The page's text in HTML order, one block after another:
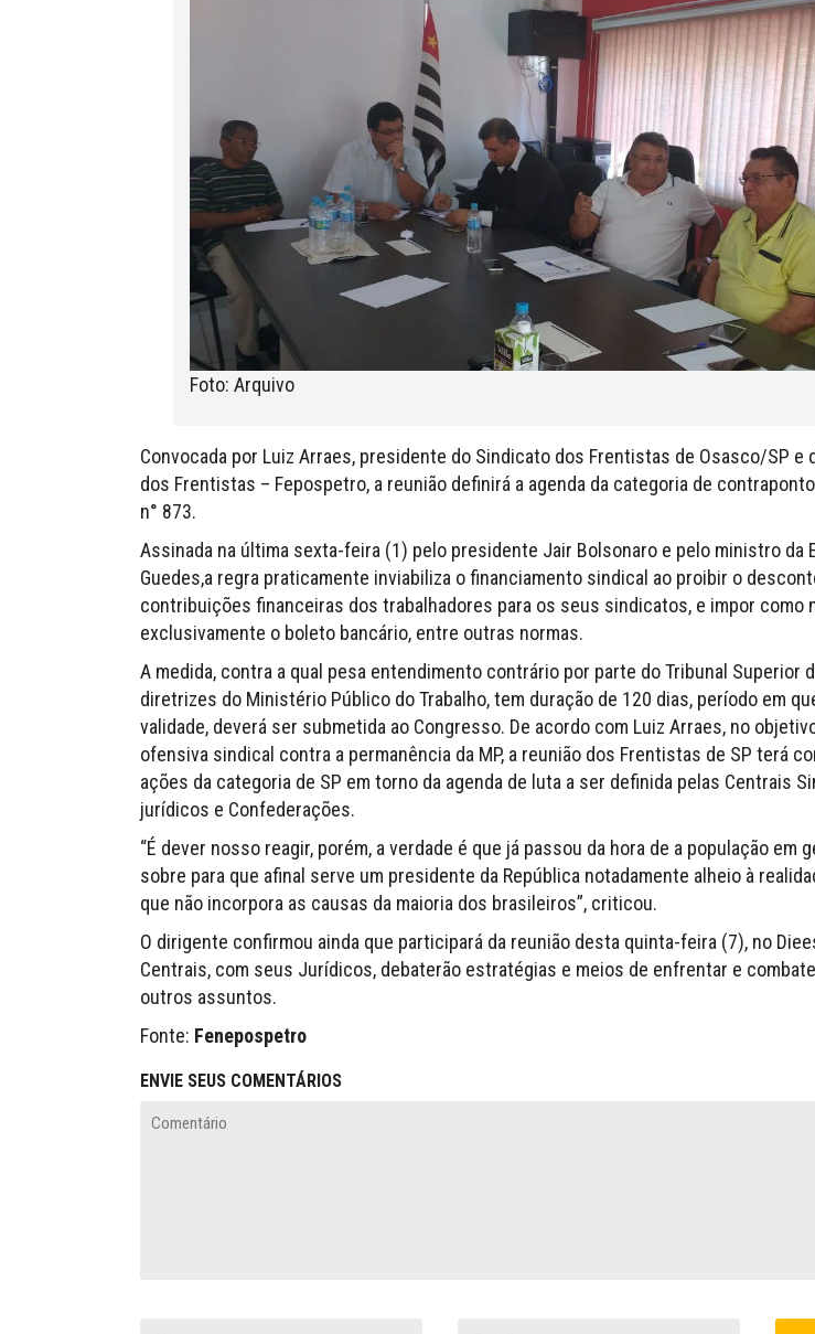
Foto: Arquivo
Convocada por Luiz Arraes, presidente do Sindicato dos Frentistas de Osasco/SP e
dos Frentistas – Fepospetro, a reunião definirá a agenda da categoria de
n° 873.
Assinada na última sexta-feira (1) pelo presidente Jair Bolsonaro e pelo ministro da
Guedes,a regra praticamente inviabiliza o financiamento sindical ao proibir o
contribuições financeiras dos trabalhadores para os seus sindicatos, e impor como
exclusivamente o boleto bancário, entre outras normas.
A medida, contra a qual pesa entendimento contrário por parte do Tribunal Superior
diretrizes do Ministério Público do Trabalho, tem duração de 120 dias, período em
validade, deverá ser submetida ao Congresso. De acordo com Luiz Arraes, no
ofensiva sindical contra a permanência da MP, a reunião dos Frentistas de SP terá
ações da categoria de SP em torno da agenda de luta a ser definida pelas Centrais
jurídicos e Confederações.
“É dever nosso reagir, porém, a verdade é que já passou da hora de a população em
sobre para que afinal serve um presidente da República notadamente alheio à
que não incorpora as causas da maioria dos brasileiros”, criticou.
O dirigente confirmou ainda que participará da reunião desta quinta-feira (7), no
Centrais, com seus Jurídicos, debaterão estratégias e meios de enfrentar e
outros assuntos.
Fonte: Fenepospetro
ENVIE SEUS COMENTÁRIOS